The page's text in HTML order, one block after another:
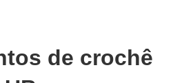
de crochê